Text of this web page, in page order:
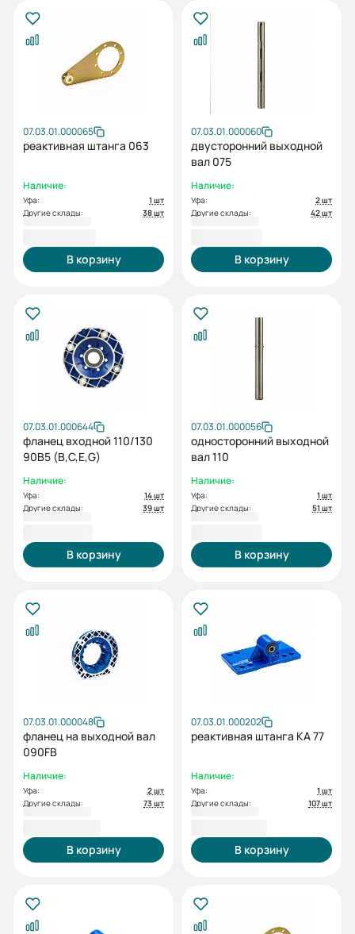
07.03.01.000065
реактивная штанга 063
Наличие:
Уфа:
1 шт
Другие склады:
38 шт
В корзину
07.03.01.000060
двусторонний выходной
вал 075
Наличие:
Уфа:
2 шт
Другие склады:
42 шт
В корзину
07.03.01.000644
фланец входной 110/130
90B5 (B,C,E,G)
Наличие:
Уфа:
14 шт
Другие склады:
39 шт
В корзину
07.03.01.000056
односторонний выходной
вал 110
Наличие:
Уфа:
1 шт
Другие склады:
51 шт
В корзину
07.03.01.000048
фланец на выходной вал
090FB
Наличие:
Уфа:
2 шт
Другие склады:
73 шт
В корзину
07.03.01.000202
реактивная штанга КА 77
Наличие:
Уфа:
1 шт
Другие склады:
107 шт
В корзину